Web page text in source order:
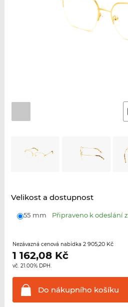
Velikost a dostupnost
55 mm Připraveno k odeslání
Nezávazná cenová nabídka 2 905,20 Kč
1 162,08Kč
vč. 21.00% DPH.
Do nákupního košíku